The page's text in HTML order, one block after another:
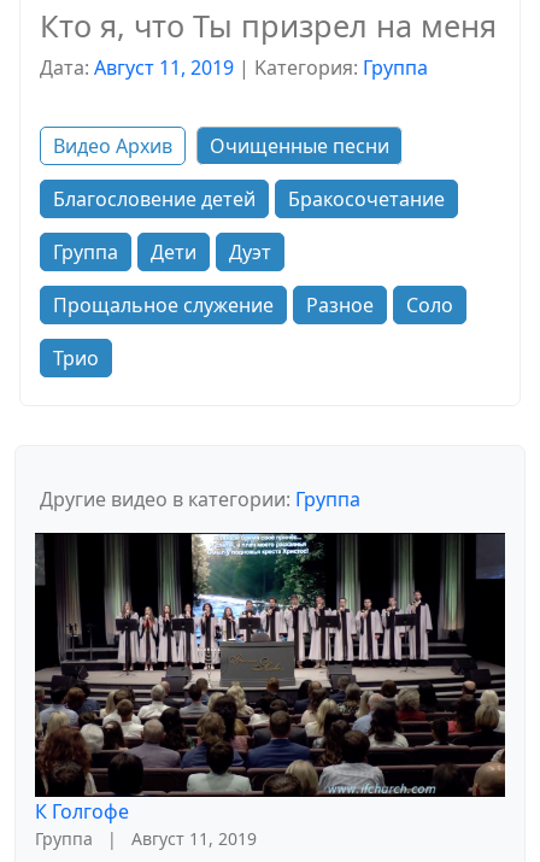
Кто я, что Ты призрел на меня
Дата: Август 11, 2019 | Kатегория: Группа
Видео Архив
Очищенные песни
Благословение детей
Бракосочетание
Группа
Дети
Дуэт
Прощальное служение
Разное
Соло
Трио
Другие видео в категории: Группа
К Голгофе
Группа | Август 11, 2019